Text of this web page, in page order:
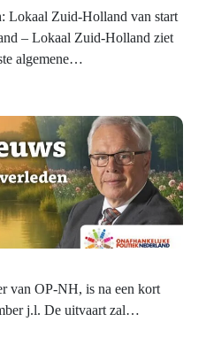
Lokaal Zuid-Holland van start
– Lokaal Zuid-Holland ziet
algemene…
van OP-NH, is na een kort
j.l. De uitvaart zal…